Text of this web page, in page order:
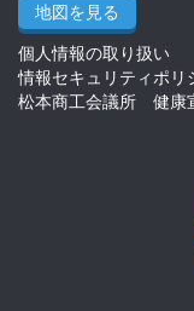
地図を見る
個人情報の取り扱い
情報セキュリティポリ
松本商工会議所 健康